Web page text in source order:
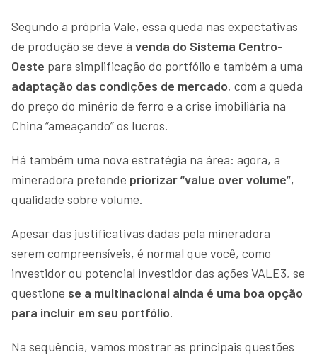
Segundo a própria Vale, essa queda nas expectativas
de produção se deve à venda do Sistema Centro-
Oeste para simplificação do portfólio e também a uma
adaptação das condições de mercado, com a queda
do preço do minério de ferro e a crise imobiliária na
China “ameaçando” os lucros.
Há também uma nova estratégia na área: agora, a
mineradora pretende priorizar “value over volume”,
qualidade sobre volume.
Apesar das justificativas dadas pela mineradora
serem compreensíveis, é normal que você, como
investidor ou potencial investidor das ações VALE3, se
questione se a multinacional ainda é uma boa opção
para incluir em seu portfólio.
Na sequência, vamos mostrar as principais questões